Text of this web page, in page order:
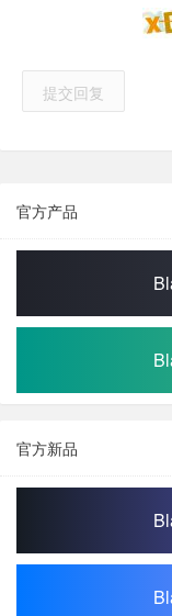
提交回复
官方产品
官方新品